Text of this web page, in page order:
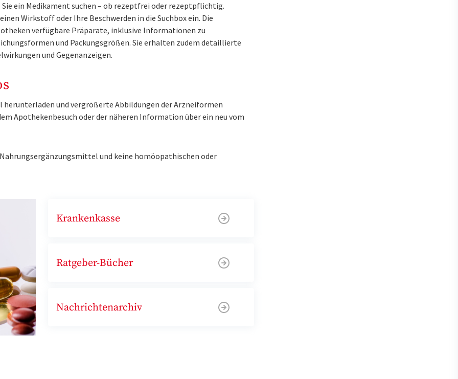
ein Medikament suchen – ob rezeptfrei oder rezeptpflichtig.
Wirkstoff oder Ihre Beschwerden in die Suchbox ein. Die
verfügbare Präparate, inklusive Informationen zu
und Packungsgrößen. Sie erhalten zudem detaillierte
und Gegenanzeigen.
herunterladen und vergrößerte Abbildungen der Arzneiformen
Apothekenbesuch oder der näheren Information über ein neu vom
und keine homöopathischen oder
Krankenkasse
Ratgeber-Bücher
Nachrichtenarchiv